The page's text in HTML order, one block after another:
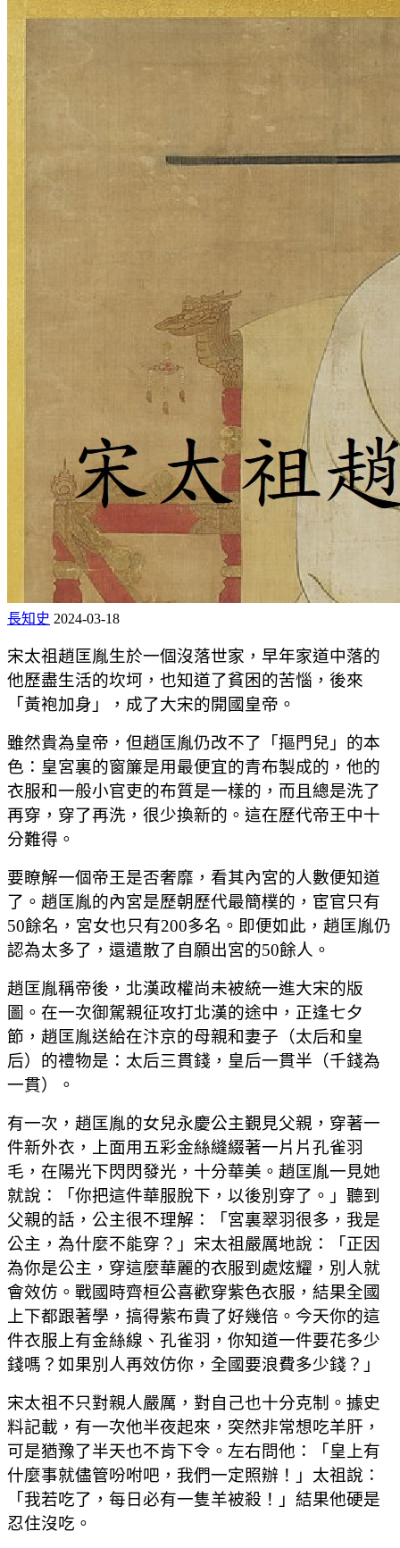
長知史 2024-03-18
宋太祖趙匡胤生於一個沒落世家，早年家道中落的
他歷盡生活的坎坷，也知道了貧困的苦惱，後來
「黃袍加身」，成了大宋的開國皇帝。
雖然貴為皇帝，但趙匡胤仍改不了「摳門兒」的本
色：皇宮裏的窗簾是用最便宜的青布製成的，他的
衣服和一般小官吏的布質是一樣的，而且總是洗了
再穿，穿了再洗，很少換新的。這在歷代帝王中十
分難得。
要瞭解一個帝王是否奢靡，看其內宮的人數便知道
了。趙匡胤的內宮是歷朝歷代最簡樸的，宦官只有
50餘名，宮女也只有200多名。即便如此，趙匡胤仍
認為太多了，還遣散了自願出宮的50餘人。
趙匡胤稱帝後，北漢政權尚未被統一進大宋的版
圖。在一次御駕親征攻打北漢的途中，正逢七夕
節，趙匡胤送給在汴京的母親和妻子（太后和皇
后）的禮物是：太后三貫錢，皇后一貫半（千錢為
一貫）。
有一次，趙匡胤的女兒永慶公主覲見父親，穿著一
件新外衣，上面用五彩金絲縫綴著一片片孔雀羽
毛，在陽光下閃閃發光，十分華美。趙匡胤一見她
就說：「你把這件華服脫下，以後別穿了。」聽到
父親的話，公主很不理解：「宮裏翠羽很多，我是
公主，為什麼不能穿？」宋太祖嚴厲地說：「正因
為你是公主，穿這麼華麗的衣服到處炫耀，別人就
會效仿。戰國時齊桓公喜歡穿紫色衣服，結果全國
上下都跟著學，搞得紫布貴了好幾倍。今天你的這
件衣服上有金絲線、孔雀羽，你知道一件要花多少
錢嗎？如果別人再效仿你，全國要浪費多少錢？」
宋太祖不只對親人嚴厲，對自己也十分克制。據史
料記載，有一次他半夜起來，突然非常想吃羊肝，
可是猶豫了半天也不肯下令。左右問他：「皇上有
什麼事就儘管吩咐吧，我們一定照辦！」太祖說：
「我若吃了，每日必有一隻羊被殺！」結果他硬是
忍住沒吃。